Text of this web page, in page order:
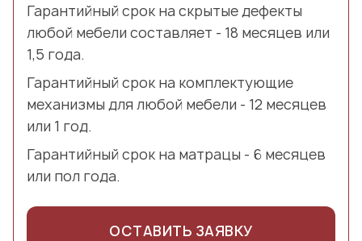
Гарантийный срок на скрытые дефекты
любой мебели составляет - 18 месяцев или
1,5 года.
Гарантийный срок на комплектующие
механизмы для любой мебели - 12 месяцев
или 1 год.
Гарантийный срок на матрацы - 6 месяцев
или пол года.
ОСТАВИТЬ ЗАЯВКУ